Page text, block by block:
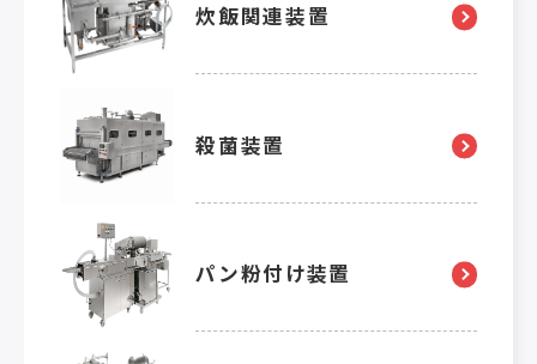
炊飯関連装置
殺菌装置
パン粉付け装置